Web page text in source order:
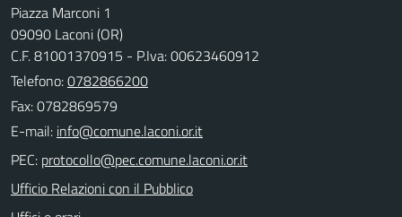
Piazza Marconi 1
09090 Laconi (OR)
C.F. 81001370915 - P.Iva: 00623460912
Telefono:0782866200
Fax: 0782869579
E-mail:
PEC:
Ufficio Relazioni con il Pubblico